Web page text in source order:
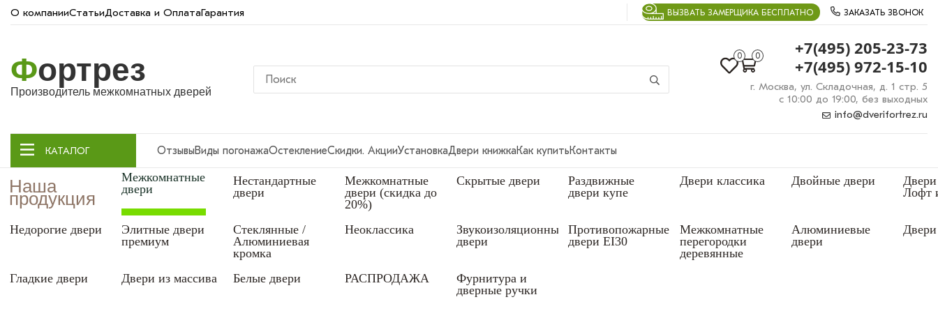
О компанииСтатьиДоставка и ОплатаГарантия ВЫЗВАТЬ ЗАМЕРЩИКА БЕСПЛАТНО ЗАКАЗАТЬ ЗВОНОК
Фортрез
Производитель межкомнатных дверей
0 0
+7(495) 205-23-73
+7(495) 972-15-10
г. Москва, ул. Складочная, д. 1 стр. 5
с 10:00 до 19:00, без выходных
info@dverifortrez.ru
КАТАЛОГ ОтзывыВиды погонажаОстеклениеСкидки. АкцииУстановкаДвери книжкаКак купитьКонтакты
Наша
продукция
Межкомнатные
двери
Нестандартные
двери
Межкомнатные
двери (скидка до
20%)
Скрытые двери
Раздвижные
двери купе
Двери классика Двойные двери
Лофт
Недорогие двери
Элитные двери
премиум
Стеклянные /
Алюминиевая
кромка
Неоклассика
Звукоизоляционные
двери
Противопожарные
двери EI30
Межкомнатные
перегородки
деревянные
Алюминиевые
двери
Двери
Гладкие двери Двери из массива Белые двери РАСПРОДАЖА
Фурнитура и
дверные ручки